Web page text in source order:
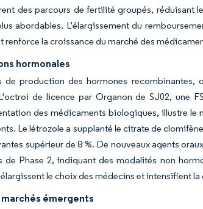
des parcours de fertilité groupés, réduisant
abordables. L'élargissement du
la croissance du marché des
hormonales
production des hormones recombinantes,
de licence par Organon de SJ02, une
des médicaments biologiques, illustre le
Le létrozole a supplanté le citrate de
supérieur de 8 %. De nouveaux agents
Phase 2, indiquant des modalités non
le choix des médecins et intensifient la
émergents